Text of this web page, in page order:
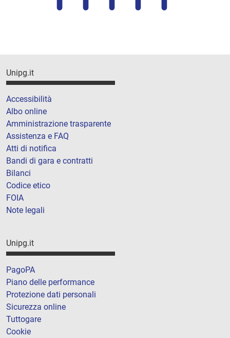
Unipg.it
Accessibilità
Albo online
Amministrazione trasparente
Assistenza e FAQ
Atti di notifica
Bandi di gara e contratti
Bilanci
Codice etico
FOIA
Note legali
Unipg.it
PagoPA
Piano delle performance
Protezione dati personali
Sicurezza online
Tuttogare
Cookie